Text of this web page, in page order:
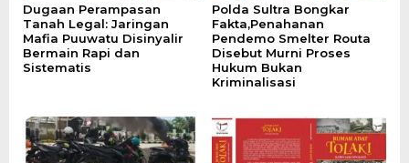
Dugaan Perampasan
Tanah Legal: Jaringan
Mafia Puuwatu Disinyalir
Bermain Rapi dan
Sistematis
Polda Sultra Bongkar
Fakta,Penahanan
Pendemo Smelter Routa
Disebut Murni Proses
Hukum Bukan
Kriminalisasi